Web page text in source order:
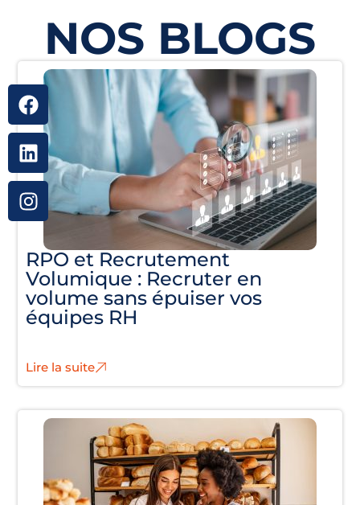
NOS BLOGS
RPO et Recrutement
Volumique : Recruter en
volume sans épuiser vos
équipes RH
Lire la suite